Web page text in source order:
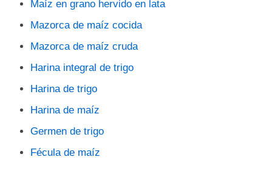
Maíz en grano hervido en lata
Mazorca de maíz cocida
Mazorca de maíz cruda
Harina integral de trigo
Harina de trigo
Harina de maíz
Germen de trigo
Fécula de maíz